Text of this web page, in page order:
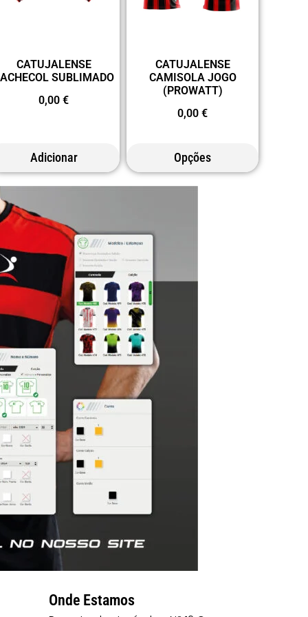
CATUJALENSE
SUBLIMADO
0,00€
Adicionar
CATUJALENSE
CAMISOLA JOGO
(PROWATT)
0,00€
Opções
Onde Estamos